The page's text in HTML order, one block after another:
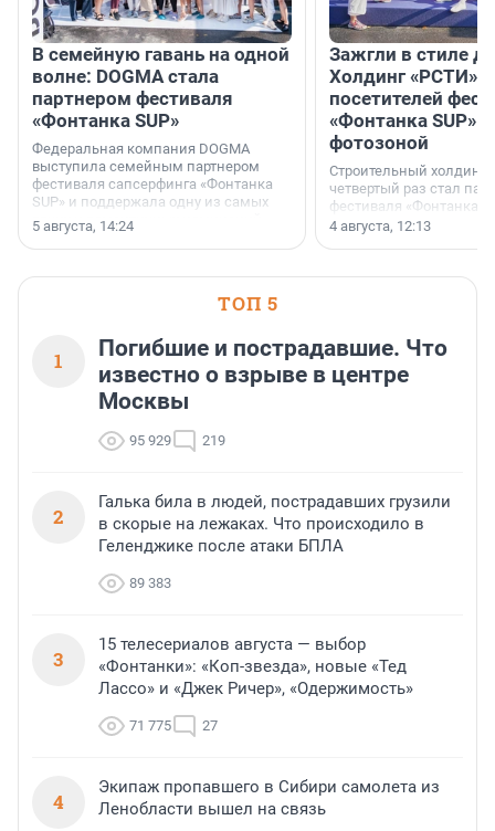
В семейную гавань на одной
волне: DOGMA стала
партнером фестиваля
«Фонтанка SUP»
Федеральная компания DOGMA
выступила семейным партнером
фестиваля сапсерфинга «Фонтанка
SUP» и поддержала одну из самых
ярких и романтичных номинаций —
«SUP-свадьба».
5 августа, 14:24
Зажгли в стиле
Холдинг «РСТИ»
посетителей
«Фонтанка SUP»
фотозоной
Строительный холдинг
четвертый раз стал
фестиваля «Фонтанка
раз компания
посетителям
4 августа, 12:13
ТОП 5
1
Погибшие и пострадавшие. Что
известно о взрыве в центре
Москвы
95 929 219
2
Галька била в людей, пострадавших грузили
в скорые на лежаках. Что происходило в
Геленджике после атаки БПЛА
89 383
3
15 телесериалов августа — выбор
«Фонтанки»: «Коп-звезда», новые «Тед
Лассо» и «Джек Ричер», «Одержимость»
71 775 27
4
Экипаж пропавшего в Сибири самолета из
Ленобласти вышел на связь